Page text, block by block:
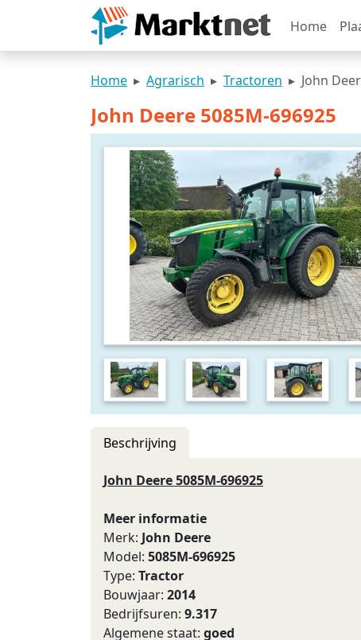
Home
Home Agrarisch Tractoren John
John Deere 5085M-696925
Beschrijving
John Deere 5085M-696925
Meer informatie
Merk: John Deere
Model: 5085M-696925
Type: Tractor
Bouwjaar: 2014
Bedrijfsuren: 9.317
Algemene staat: goed